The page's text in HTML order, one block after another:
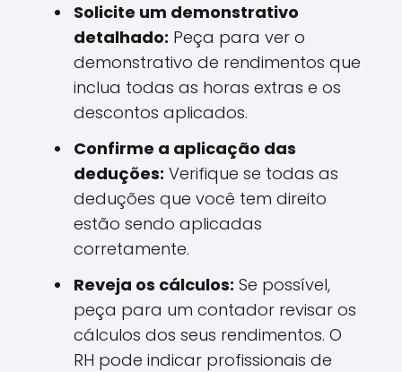
Solicite um demonstrativo
detalhado: Peça para ver o
demonstrativo de rendimentos que
inclua todas as horas extras e os
descontos aplicados.
Confirme a aplicação das
deduções: Verifique se todas as
deduções que você tem direito
estão sendo aplicadas
corretamente.
Reveja os cálculos: Se possível,
peça para um contador revisar os
cálculos dos seus rendimentos. O
RH pode indicar profissionais de